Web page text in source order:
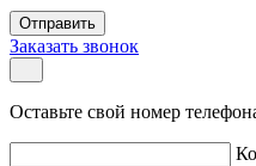
Отправить
Заказать звонок
Оставьте свой номер